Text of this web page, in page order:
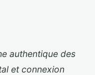
authentique des
et connexion